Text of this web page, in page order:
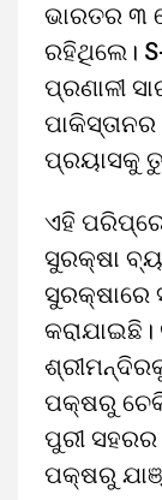
ଭାରତର ୩
ରହିଥିଲେ।
ପ୍ରଣାଳୀ
ପ୍ରୟାସକୁ
ଏହି
ସୁରକ୍ଷା
ସୁରକ୍ଷାରେ
ପକ୍ଷରୁ
ପୁରୀ
ପକ୍ଷରୁ